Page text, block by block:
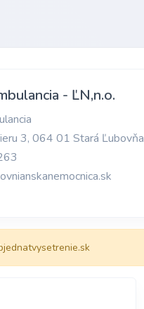
- ĽN,n.o.
3, 064 01 Stará Ľubovňa